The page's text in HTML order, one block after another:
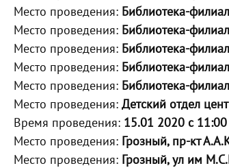
Место проведения: Библиотека-
Место проведения: Библиотека-
Место проведения: Библиотека-
Место проведения: Библиотека-
Место проведения: Библиотека-
Место проведения: Детский отдел
Время проведения: 15.01 2020 с
Место проведения: Грозный, пр-кт
Место проведения: Грозный, ул им